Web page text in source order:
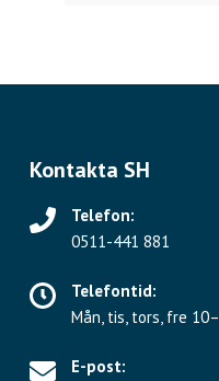
Kontakta SH
Telefon:
0511-441 881
Telefontid:
Mån, tis, tors, fre
E-post: